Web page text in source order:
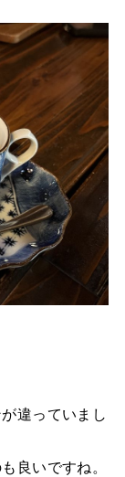
違っていまし
良いですね。